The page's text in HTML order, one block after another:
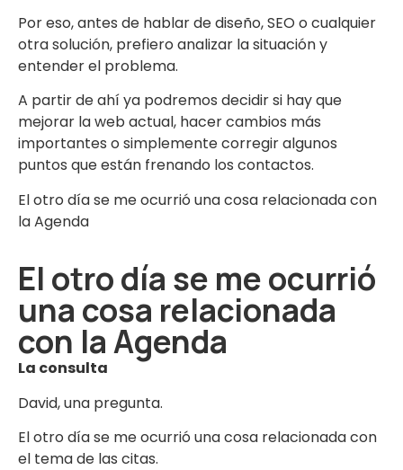
Por eso, antes de hablar de diseño, SEO o cualquier
otra solución, prefiero analizar la situación y
entender el problema.
A partir de ahí ya podremos decidir si hay que
mejorar la web actual, hacer cambios más
importantes o simplemente corregir algunos
puntos que están frenando los contactos.
El otro día se me ocurrió una cosa relacionada con
la Agenda
El otro día se me ocurrió
una cosa relacionada
con la Agenda
La consulta
David, una pregunta.
El otro día se me ocurrió una cosa relacionada con
el tema de las citas.